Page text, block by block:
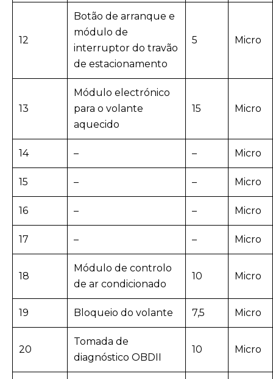
12
Botão de arranque e
módulo de
interruptor do travão
de estacionamento
5 Micro
13
Módulo electrónico
para o volante
aquecido
15 Micro
14 – – Micro
15 – – Micro
16 – – Micro
17 – – Micro
18
Módulo de controlo
de ar condicionado
10 Micro
19 Bloqueio do volante 7,5 Micro
20
Tomada de
diagnóstico OBDII
10 Micro